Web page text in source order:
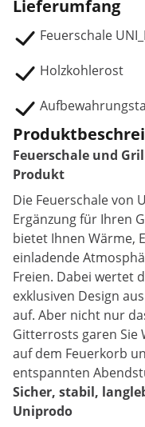
Lieferumfang
Feuerschale
Holzkohlerost
Feuerschale und
Produkt
Die Feuerschale von
Ergänzung für Ihren
bietet Ihnen Wärme,
einladende
Freien. Dabei wertet
exklusiven Design
auf. Aber nicht nur
Gitterrosts garen Sie
auf dem Feuerkorb
entspannten
Sicher, stabil,
Uniprodo